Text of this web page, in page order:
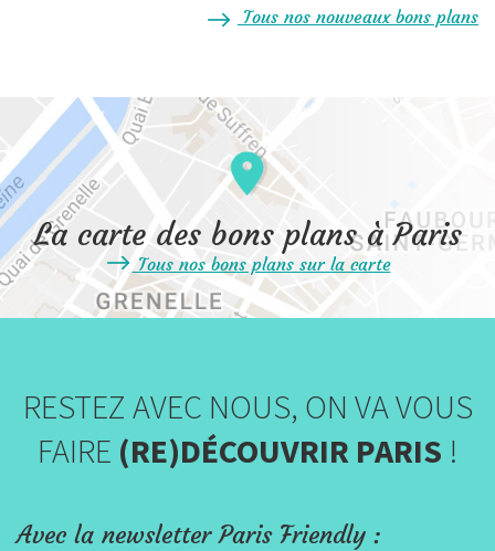
Tous nos nouveaux bons plans
La carte des bons plans à Paris
Tous nos bons plans sur la carte
RESTEZ AVEC NOUS, ON VA VOUS
FAIRE (RE)DÉCOUVRIR PARIS !
Avec la newsletter Paris Friendly :